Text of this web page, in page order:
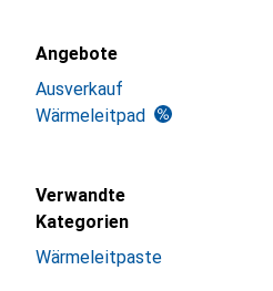
Angebote
Ausverkauf
Wärmeleitpad
Verwandte
Kategorien
Wärmeleitpaste